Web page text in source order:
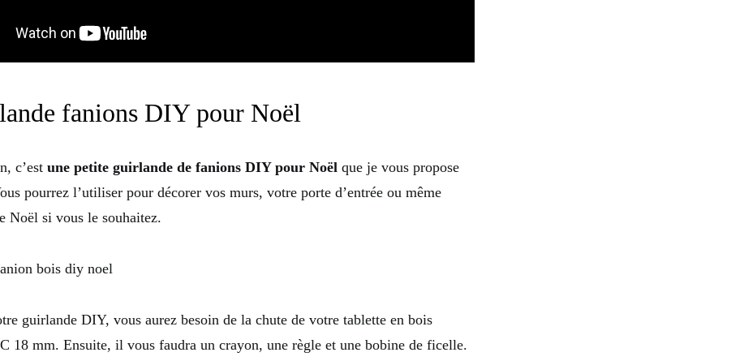
fanions DIY pour Noël
c’est une petite guirlande de fanions DIY pour Noël que je vous propose
pourrez l’utiliser pour décorer vos murs, votre porte d’entrée ou même
Noël si vous le souhaitez.
guirlande DIY, vous aurez besoin de la chute de votre tablette en bois
18 mm. Ensuite, il vous faudra un crayon, une règle et une bobine de ficelle.